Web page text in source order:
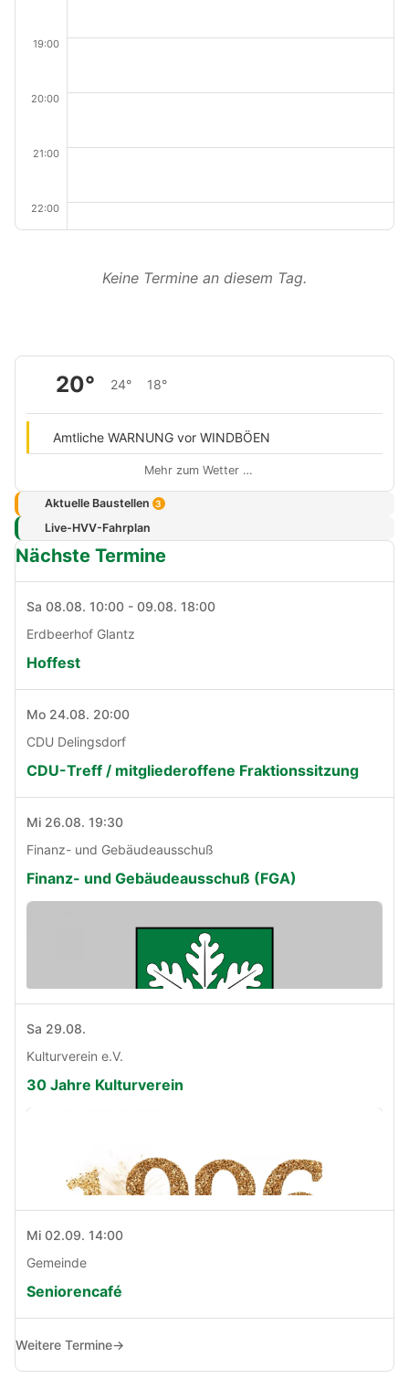
19:00
20:00
21:00
22:00
Keine Termine an diesem Tag.
20° 24° 18°
Amtliche WARNUNG vor WINDBÖEN
Mehr zum Wetter …
Aktuelle Baustellen 3
Live-HVV-Fahrplan
Nächste Termine
Sa 08.08. 10:00 - 09.08. 18:00
Erdbeerhof Glantz
Hoffest
Mo 24.08. 20:00
CDU Delingsdorf
CDU-Treff / mitgliederoffene Fraktionssitzung
Mi 26.08. 19:30
Finanz- und Gebäudeausschuß
Finanz- und Gebäudeausschuß (FGA)
Sa 29.08.
Kulturverein e.V.
30 Jahre Kulturverein
Mi 02.09. 14:00
Gemeinde
Seniorencafé
Weitere Termine→